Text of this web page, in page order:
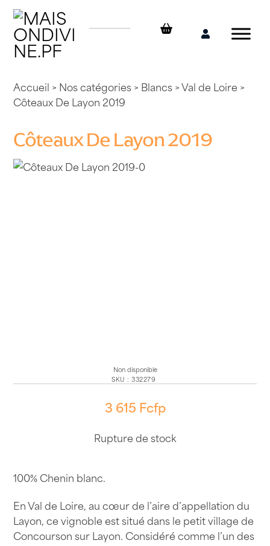
Skip
content
Mon
Accueil > Nos catégories> Blancs>Val de Loire >
Côteaux De Layon 2019
Côteaux De Layon 2019
Non disponible
SKU : 332279
3 615 Fcfp
Rupture de stock
100% Chenin blanc.
En Val de Loire, au cœur de l’aire d’appellation du
Layon, ce vignoble est situé dans le petit village de
Concourson sur Layon. Considéré comme l’un des